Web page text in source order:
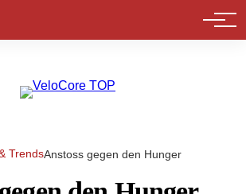
TrendsAnstoss gegen den Hunger